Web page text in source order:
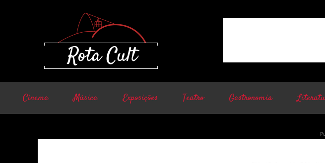
Cinema Música Exposições Teatro Gastronomia
-